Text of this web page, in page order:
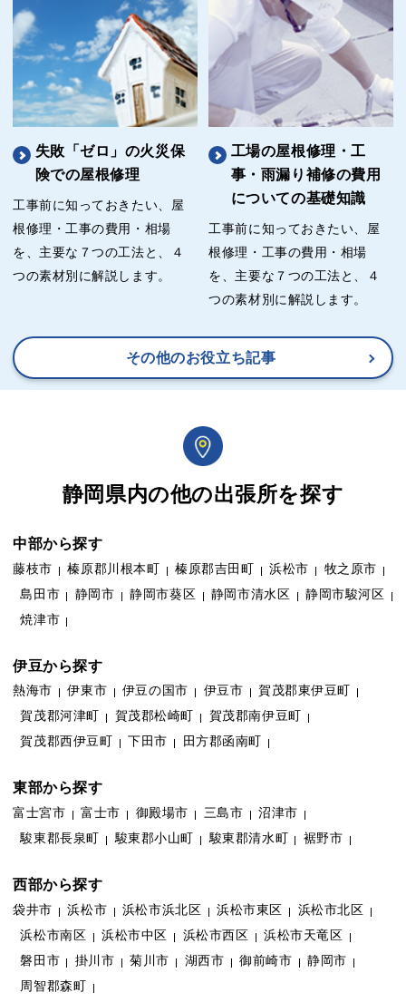
失敗「ゼロ」の火災保
険での屋根修理
工事前に知っておきたい、屋
根修理・工事の費用・相場
を、主要な７つの工法と、４
つの素材別に解説します。
工場の屋根修理・工
事・雨漏り補修の費用
についての基礎知識
工事前に知っておきたい、屋
根修理・工事の費用・相場
を、主要な７つの工法と、４
つの素材別に解説します。
その他のお役立ち記事
静岡県内の他の出張所を探す
中部から探す
藤枝市 榛原郡川根本町 榛原郡吉田町 浜松市
牧之原市
島田市
静岡市 静岡市葵区 静岡市清水区
静岡市駿河区
焼津市
伊豆から探す
熱海市 伊東市 伊豆の国市 伊豆市
賀茂郡東伊豆町
賀茂郡河津町
賀茂郡松崎町
賀茂郡南伊豆町
賀茂郡西伊豆町
下田市 田方郡函南町
東部から探す
富士宮市 富士市 御殿場市 三島市
沼津市
駿東郡長泉町
駿東郡小山町 駿東郡清水町 裾野市
西部から探す
袋井市 浜松市 浜松市浜北区 浜松市東区
浜松市北区
浜松市南区
浜松市中区 浜松市西区
浜松市天竜区
磐田市
掛川市 菊川市 湖西市 御前崎市
静岡市
周智郡森町